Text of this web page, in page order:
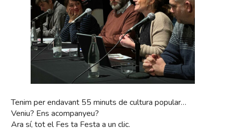
Tenim per endavant 55 minuts de cultura popular…
Veniu? Ens acompanyeu?
Ara sí, tot el Fes ta Festa a un clic.